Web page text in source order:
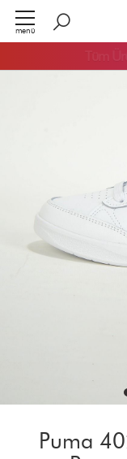
menü
Puma